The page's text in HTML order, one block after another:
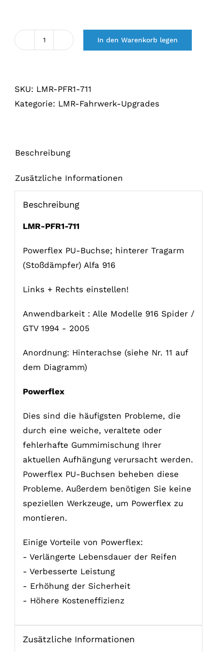
Powerflex
achter
draagarm
Set
+
Rechts
Menge
In den Warenkorb legen
SKU: LMR-PFR1-711
Kategorie: LMR-Fahrwerk-Upgrades
Beschreibung
Zusätzliche Informationen
Beschreibung
LMR-PFR1-711
Powerflex PU-Buchse; hinterer Tragarm
(Stoßdämpfer) Alfa 916
Links + Rechts einstellen!
Anwendbarkeit : Alle Modelle 916 Spider /
GTV 1994 - 2005
Anordnung: Hinterachse (siehe Nr. 11 auf
dem Diagramm)
Powerflex
Dies sind die häufigsten Probleme, die
durch eine weiche, veraltete oder
fehlerhafte Gummimischung Ihrer
aktuellen Aufhängung verursacht werden.
Powerflex PU-Buchsen beheben diese
Probleme. Außerdem benötigen Sie keine
speziellen Werkzeuge, um Powerflex zu
montieren.
Einige Vorteile von Powerflex:
- Verlängerte Lebensdauer der Reifen
- Verbesserte Leistung
- Erhöhung der Sicherheit
- Höhere Kosteneffizienz
Zusätzliche Informationen